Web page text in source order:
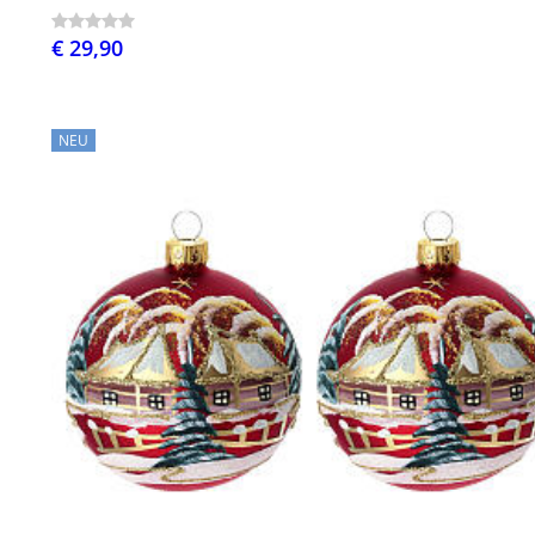
€ 29,90
NEU